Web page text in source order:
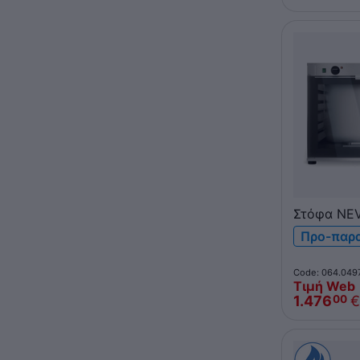
Στόφα
LM12T64
600x400
Προ-
Code:
Τιμή Web
1.47600 €